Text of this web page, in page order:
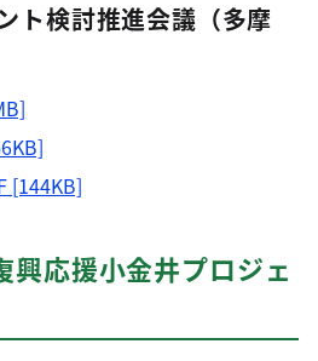
ト検討推進会議（多摩
[144KB]
興応援小金井プロジェ